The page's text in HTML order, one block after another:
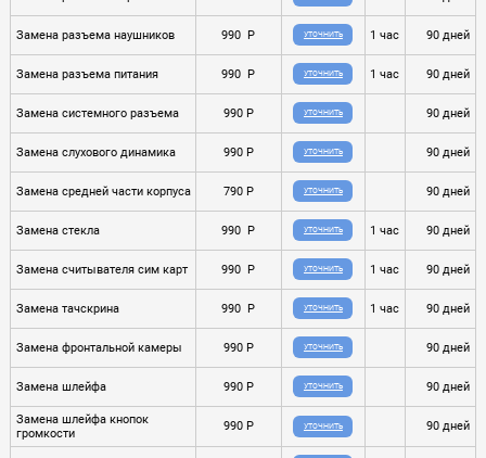
Замена разъема наушников 990 P УТОЧНИТЬ 1 час 90 дней
Замена разъема питания 990 P УТОЧНИТЬ 1 час 90 дней
Замена системного разъема 990 P УТОЧНИТЬ 90 дней
Замена слухового динамика 990 P УТОЧНИТЬ 90 дней
Замена средней части корпуса 790 P УТОЧНИТЬ 90 дней
Замена стекла 990 P УТОЧНИТЬ 1 час 90 дней
Замена считывателя сим карт 990 P УТОЧНИТЬ 1 час 90 дней
Замена тачскрина 990 P УТОЧНИТЬ 1 час 90 дней
Замена фронтальной камеры 990 P УТОЧНИТЬ 90 дней
Замена шлейфа 990 P УТОЧНИТЬ 90 дней
Замена шлейфа кнопок
громкости
990 P УТОЧНИТЬ 90 дней